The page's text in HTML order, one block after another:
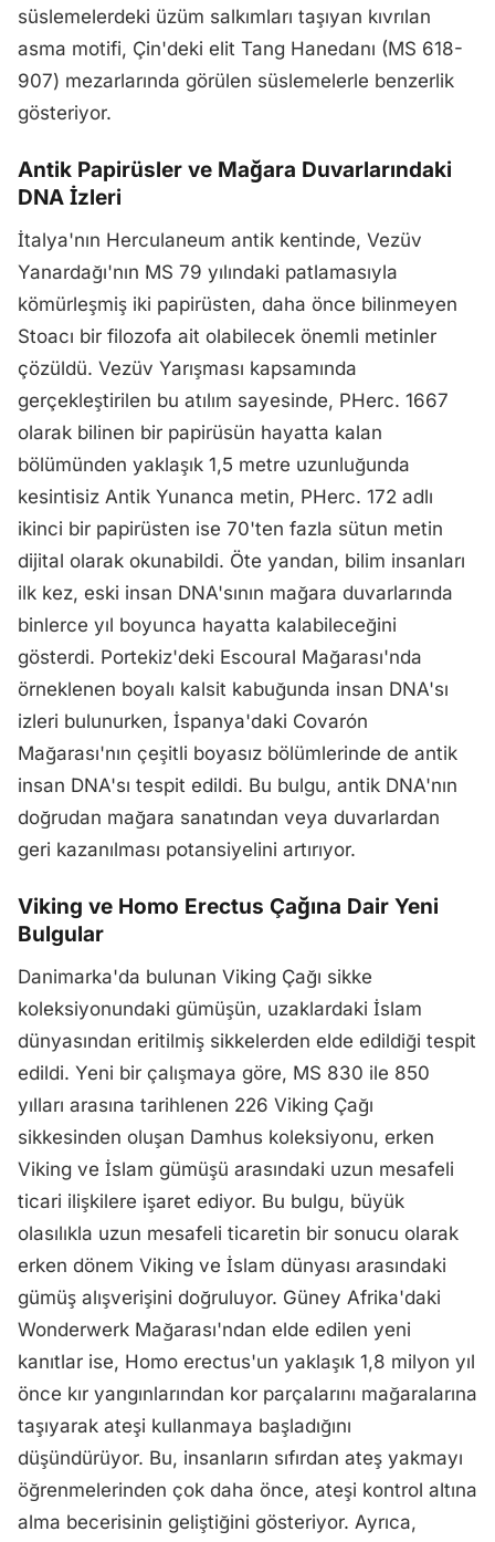
süslemelerdeki üzüm salkımları taşıyan kıvrılan
asma motifi, Çin'deki elit Tang Hanedanı (MS 618-
907) mezarlarında görülen süslemelerle benzerlik
gösteriyor.
Antik Papirüsler ve Mağara Duvarlarındaki
DNA İzleri
İtalya'nın Herculaneum antik kentinde, Vezüv
Yanardağı'nın MS 79 yılındaki patlamasıyla
kömürleşmiş iki papirüsten, daha önce bilinmeyen
Stoacı bir filozofa ait olabilecek önemli metinler
çözüldü. Vezüv Yarışması kapsamında
gerçekleştirilen bu atılım sayesinde, PHerc. 1667
olarak bilinen bir papirüsün hayatta kalan
bölümünden yaklaşık 1,5 metre uzunluğunda
kesintisiz Antik Yunanca metin, PHerc. 172 adlı
ikinci bir papirüsten ise 70'ten fazla sütun metin
dijital olarak okunabildi. Öte yandan, bilim insanları
ilk kez, eski insan DNA'sının mağara duvarlarında
binlerce yıl boyunca hayatta kalabileceğini
gösterdi. Portekiz'deki Escoural Mağarası'nda
örneklenen boyalı kalsit kabuğunda insan DNA'sı
izleri bulunurken, İspanya'daki Covarón
Mağarası'nın çeşitli boyasız bölümlerinde de antik
insan DNA'sı tespit edildi. Bu bulgu, antik DNA'nın
doğrudan mağara sanatından veya duvarlardan
geri kazanılması potansiyelini artırıyor.
Viking ve Homo Erectus Çağına Dair Yeni
Bulgular
Danimarka'da bulunan Viking Çağı sikke
koleksiyonundaki gümüşün, uzaklardaki İslam
dünyasından eritilmiş sikkelerden elde edildiği tespit
edildi. Yeni bir çalışmaya göre, MS 830 ile 850
yılları arasına tarihlenen 226 Viking Çağı
sikkesinden oluşan Damhus koleksiyonu, erken
Viking ve İslam gümüşü arasındaki uzun mesafeli
ticari ilişkilere işaret ediyor. Bu bulgu, büyük
olasılıkla uzun mesafeli ticaretin bir sonucu olarak
erken dönem Viking ve İslam dünyası arasındaki
gümüş alışverişini doğruluyor. Güney Afrika'daki
Wonderwerk Mağarası'ndan elde edilen yeni
kanıtlar ise, Homo erectus'un yaklaşık 1,8 milyon yıl
önce kır yangınlarından kor parçalarını mağaralarına
taşıyarak ateşi kullanmaya başladığını
düşündürüyor. Bu, insanların sıfırdan ateş yakmayı
öğrenmelerinden çok daha önce, ateşi kontrol altına
alma becerisinin geliştiğini gösteriyor. Ayrıca,